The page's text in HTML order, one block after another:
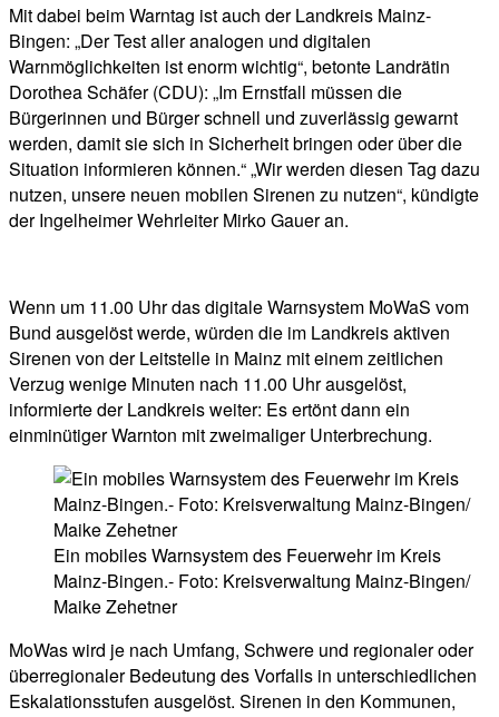
Mit dabei beim Warntag ist auch der Landkreis Mainz-
Bingen: „Der Test aller analogen und digitalen
Warnmöglichkeiten ist enorm wichtig“, betonte Landrätin
Dorothea Schäfer (CDU): „Im Ernstfall müssen die
Bürgerinnen und Bürger schnell und zuverlässig gewarnt
werden, damit sie sich in Sicherheit bringen oder über die
Situation informieren können.“ „Wir werden diesen Tag dazu
nutzen, unsere neuen mobilen Sirenen zu nutzen“, kündigte
der Ingelheimer Wehrleiter Mirko Gauer an.
Wenn um 11.00 Uhr das digitale Warnsystem MoWaS vom
Bund ausgelöst werde, würden die im Landkreis aktiven
Sirenen von der Leitstelle in Mainz mit einem zeitlichen
Verzug wenige Minuten nach 11.00 Uhr ausgelöst,
informierte der Landkreis weiter: Es ertönt dann ein
einminütiger Warnton mit zweimaliger Unterbrechung.
Ein mobiles Warnsystem des Feuerwehr im Kreis
Mainz-Bingen.- Foto: Kreisverwaltung Mainz-Bingen/
Maike Zehetner
MoWas wird je nach Umfang, Schwere und regionaler oder
überregionaler Bedeutung des Vorfalls in unterschiedlichen
Eskalationsstufen ausgelöst. Sirenen in den Kommunen,